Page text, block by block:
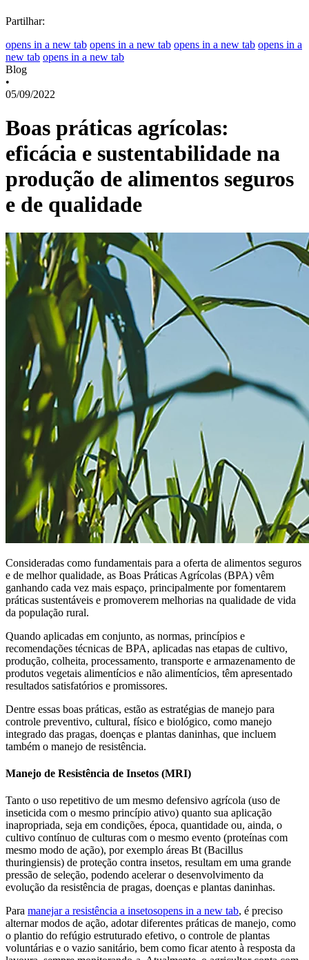
Partilhar:
opens in a new tab opens in a new tab opens in a new tab opens in a
new tab opens in a new tab
Blog
•
05/09/2022
Boas práticas agrícolas:
eficácia e sustentabilidade na
produção de alimentos seguros
e de qualidade
Consideradas como fundamentais para a oferta de alimentos seguros
e de melhor qualidade, as Boas Práticas Agrícolas (BPA) vêm
ganhando cada vez mais espaço, principalmente por fomentarem
práticas sustentáveis e promoverem melhorias na qualidade de vida
da população rural.
Quando aplicadas em conjunto, as normas, princípios e
recomendações técnicas de BPA, aplicadas nas etapas de cultivo,
produção, colheita, processamento, transporte e armazenamento de
produtos vegetais alimentícios e não alimentícios, têm apresentado
resultados satisfatórios e promissores.
Dentre essas boas práticas, estão as estratégias de manejo para
controle preventivo, cultural, físico e biológico, como manejo
integrado das pragas, doenças e plantas daninhas, que incluem
também o manejo de resistência.
Manejo de Resistência de Insetos (MRI)
Tanto o uso repetitivo de um mesmo defensivo agrícola (uso de
inseticida com o mesmo princípio ativo) quanto sua aplicação
inapropriada, seja em condições, época, quantidade ou, ainda, o
cultivo contínuo de culturas com o mesmo evento (proteínas com
mesmo modo de ação), por exemplo áreas Bt (Bacillus
thuringiensis) de proteção contra insetos, resultam em uma grande
pressão de seleção, podendo acelerar o desenvolvimento da
evolução da resistência de pragas, doenças e plantas daninhas.
Para manejar a resistência a insetosopens in a new tab, é preciso
alternar modos de ação, adotar diferentes práticas de manejo, como
o plantio do refúgio estruturado efetivo, o controle de plantas
voluntárias e o vazio sanitário, bem como ficar atento à resposta da